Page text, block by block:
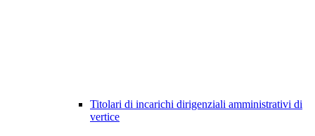
Titolari di incarichi dirigenziali amministrativi di
vertice